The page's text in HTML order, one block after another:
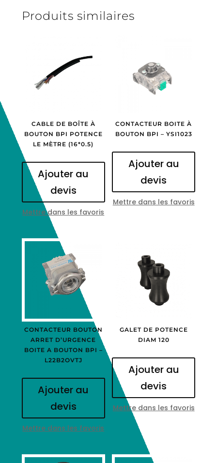
Produits similaires
CABLE DE BOÎTE À
BOUTON BPI POTENCE
LE MÈTRE (16*0.5)
Ajouter au
devis
Mettre dans les favoris
CONTACTEUR BOITE À
BOUTON BPI – YSI1023
Ajouter au
devis
Mettre dans les favoris
CONTACTEUR BOUTON
ARRET D’URGENCE
BOITE A BOUTON BPI –
L22B2OVTJ
Ajouter au
devis
Mettre dans les favoris
GALET DE POTENCE
DIAM 120
Ajouter au
devis
Mettre dans les favoris